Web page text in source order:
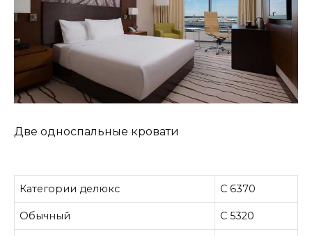
Две односпальные кровати
Категории делюкс С 6370
Обычный С 5320